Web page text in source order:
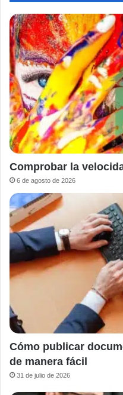
Comprobar la
6 de agosto de 2026
Cómo publicar
de manera fácil
31 de julio de 2026